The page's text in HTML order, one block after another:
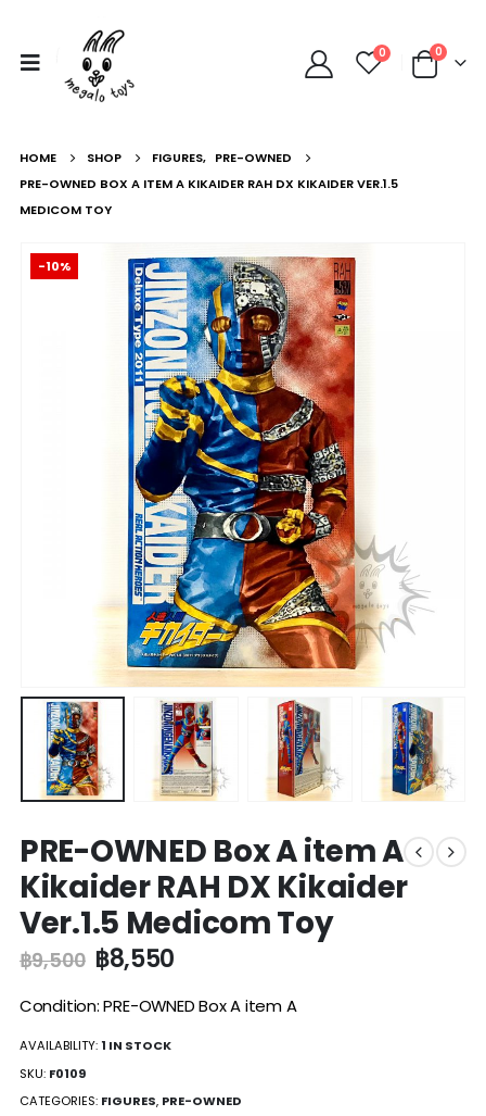
0 0
HOME SHOP FIGURES, PRE-OWNED
PRE-OWNED BOX A ITEM A KIKAIDER RAH DX KIKAIDER VER.1.5
MEDICOM TOY
-10%
PRE-OWNED Box A item A
Kikaider RAH DX Kikaider
Ver.1.5 Medicom Toy
฿9,500 ฿8,550
Condition: PRE-OWNED Box A item A
AVAILABILITY:1 IN STOCK
SKU: F0109
CATEGORIES: FIGURES, PRE-OWNED